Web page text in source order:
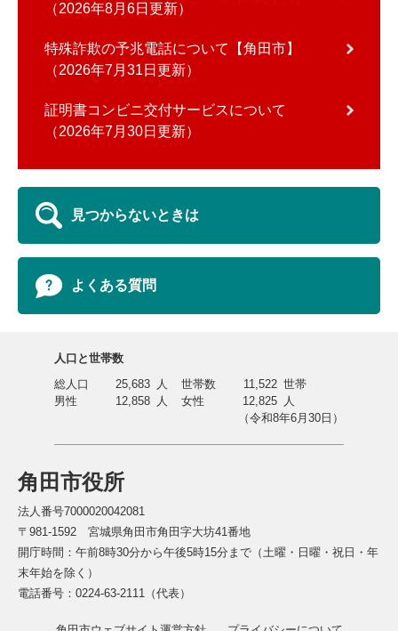
2026年8月6日更新
特殊詐欺の予兆電話について【角田市】
2026年7月31日更新
証明書コンビニ交付サービスについて
2026年7月30日更新
見つからないときは
よくある質問
角田市役所
法人番号7000020042081
〒981-1592 宮城県角田市角田字大坊41番地
開庁時間：午前8時30分から午後5時15分まで（土曜・日曜・祝日・年
末年始を除く）
電話番号：0224-63-2111（代表）
人口と世帯数
総人口
25,683 人 世帯数 11,522 世帯
男性
12,858 人 女性 12,825 人
（令和8年6月30日）